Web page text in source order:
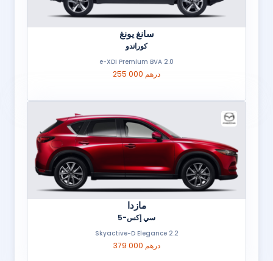
سانغ يونغ
كوراندو
2.0 e-XDI Premium BVA
255 000 درهم
مازدا
سي إكس-5
2.2 Skyactive-D Elegance
379 000 درهم